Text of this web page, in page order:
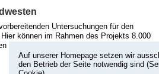
Untersuchungen für den
können im Rahmen des Projekts 8.000
entstehen.
Auf unserer Homepage setzen wir
den Betrieb der Seite notwendig sind